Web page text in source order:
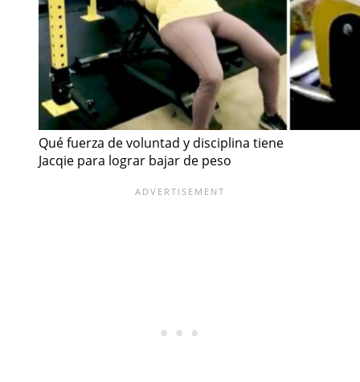
Qué fuerza de voluntad y disciplina tiene
Jacqie para lograr bajar de peso